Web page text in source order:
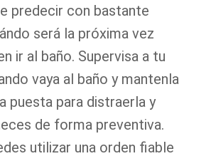
predecir con bastante
será la próxima vez
ir al baño. Supervisa a tu
vaya al baño y mantenla
puesta para distraerla y
de forma preventiva.
utilizar una orden fiable